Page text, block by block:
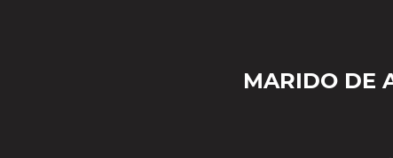
MARIDO DE